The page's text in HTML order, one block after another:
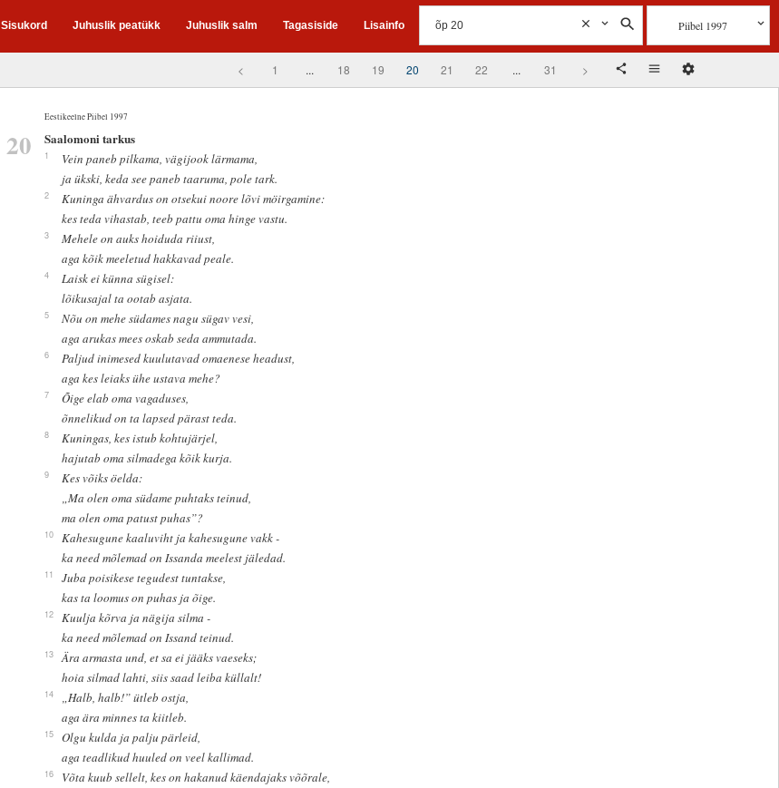
Sisukord Juhuslik peatükk Juhuslik salm Tagasiside Lisainfo Piibel 1997
< 1 ... 18 19 20 21 22 ... 31 >
Eestikeelne Piibel 1997
20 Saalomoni tarkus
1
Vein paneb pilkama, vägijook lärmama,
ja ükski, keda see paneb taaruma, pole tark.
2
Kuninga ähvardus on otsekui noore lõvi möirgamine:
kes teda vihastab, teeb pattu oma hinge vastu.
3
Mehele on auks hoiduda riiust,
aga kõik meeletud hakkavad peale.
4
Laisk ei künna sügisel:
lõikusajal ta ootab asjata.
5
Nõu on mehe südames nagu sügav vesi,
aga arukas mees oskab seda ammutada.
6
Paljud inimesed kuulutavad omaenese headust,
aga kes leiaks ühe ustava mehe?
7
Õige elab oma vagaduses,
õnnelikud on ta lapsed pärast teda.
8
Kuningas, kes istub kohtujärjel,
hajutab oma silmadega kõik kurja.
9
Kes võiks öelda:
„Ma olen oma südame puhtaks teinud,
ma olen oma patust puhas”?
10
Kahesugune kaaluviht ja kahesugune vakk -
ka need mõlemad on Issanda meelest jäledad.
11
Juba poisikese tegudest tuntakse,
kas ta loomus on puhas ja õige.
12
Kuulja kõrva ja nägija silma -
ka need mõlemad on Issand teinud.
13
Ära armasta und, et sa ei jääks vaeseks;
hoia silmad lahti, siis saad leiba küllalt!
14
„Halb, halb!” ütleb ostja,
aga ära minnes ta kiitleb.
15
Olgu kulda ja palju pärleid,
aga teadlikud huuled on veel kallimad.
16
Võta kuub sellelt, kes on hakanud käendajaks võõrale,